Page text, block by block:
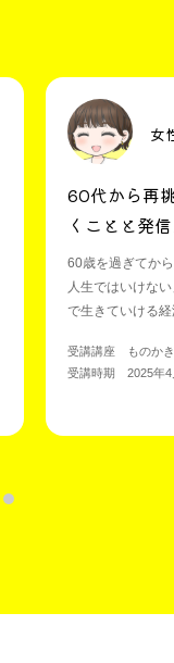
女
60代から再
くことと発
60歳を過ぎてか
人生ではいけな
で生きていける
思うようになり
ャンの無料体験
受講講座 ものか
受講時期 2025年4